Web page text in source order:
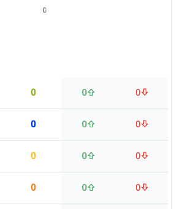
0 0 0
0 0 0
0 0 0
0 0 0
0